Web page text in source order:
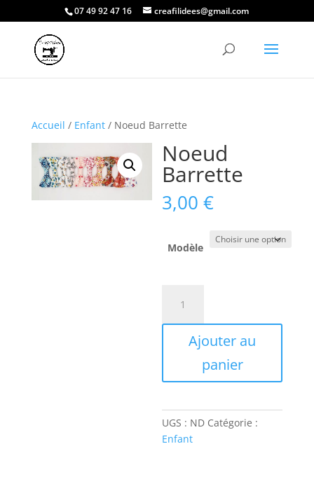
07 49 92 47 16 creafilidees@gmail.com
Accueil / Enfant/ Noeud Barrette
Noeud
Barrette
3,00€
Modèle
Noeud
BarretteAjouter au
panier
UGS : ND Catégorie :
Enfant